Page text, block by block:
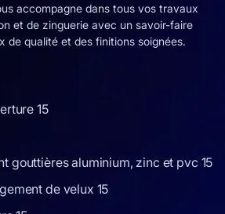
accompagne dans tous vos travaux
et de zinguerie avec un savoir-faire
de qualité et des finitions soignées.
15
gouttières aluminium, zinc et pvc 15
de velux 15